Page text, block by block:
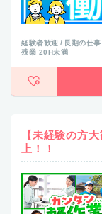
経験者歓迎 長期の仕事
残業 20H未満
【未経験の方
上！！